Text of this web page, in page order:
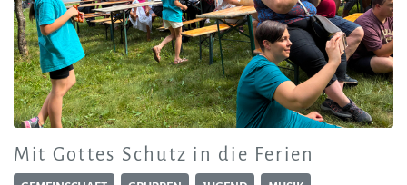
Mit Gottes Schutz in die Ferien